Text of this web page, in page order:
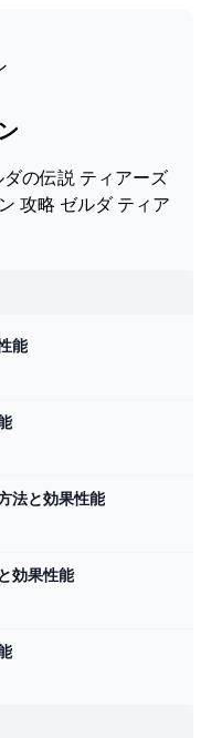
の伝説 ティアーズ
攻略 ゼルダ ティア
能
法と効果性能
効果性能